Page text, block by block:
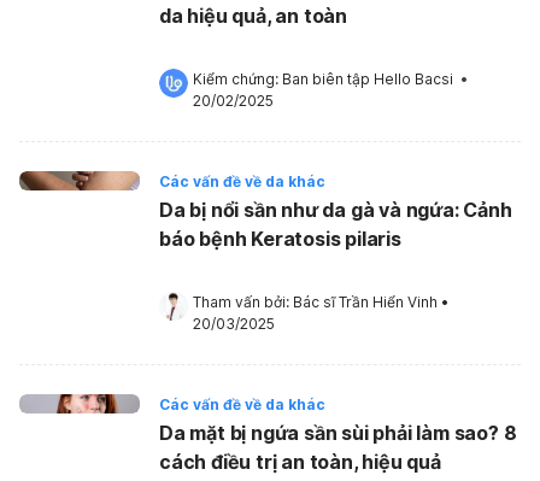
da hiệu quả, an toàn
Kiểm chứng: Ban biên tập Hello Bacsi •
20/02/2025
Các vấn đề về da khác
Da bị nổi sần như da gà và ngứa: Cảnh
báo bệnh Keratosis pilaris
Tham vấn bởi: Bác sĩ Trần Hiển Vinh •
20/03/2025
Các vấn đề về da khác
Da mặt bị ngứa sần sùi phải làm sao? 8
cách điều trị an toàn, hiệu quả